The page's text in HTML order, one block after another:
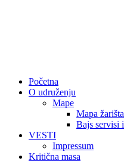
Početna
O udruženju
Mape
Mapa žarišta
Bajs servisi
VESTI
Impressum
Kritična masa